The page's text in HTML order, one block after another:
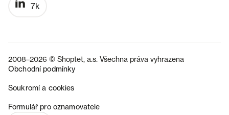
7k
2008–2026 © Shoptet, a.s. Všechna práva vyhrazena
Obchodní podmínky
Soukromí a cookies
Formulář pro oznamovatele